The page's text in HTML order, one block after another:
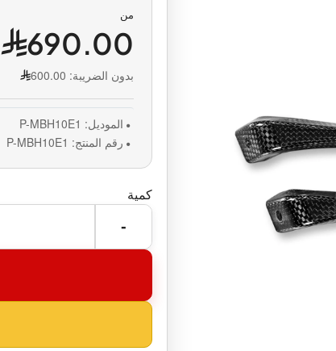
من
690.00
بدون الضريبة: 600.00
الموديل: P-MBH10E1
رقم المنتج: P-MBH10E1